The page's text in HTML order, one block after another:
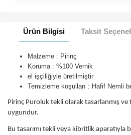
Ürün Bilgisi Taksit
Malzeme : Pirinç
Koruma : %100 Vernik
el işçiliğiyle üretilmiştir
Temizleme koşulları : Hafif Nemli
Pirinç Puroluk tekli olarak tasarlanmış ve
uygundur.
Bu tasarımı tekli veya kibritlik